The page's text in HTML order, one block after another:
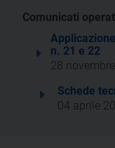
Comunicati
n. 21 e 22
28
Schede
04 aprile